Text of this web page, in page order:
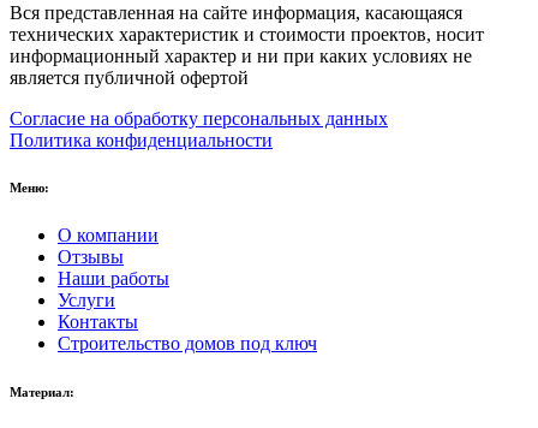
Вся представленная на сайте информация, касающаяся
технических характеристик и стоимости проектов, носит
информационный характер и ни при каких условиях не
является публичной офертой
Согласие на обработку персональных данных
Политика конфиденциальности
Меню:
О компании
Отзывы
Наши работы
Услуги
Контакты
Строительство домов под ключ
Материал: